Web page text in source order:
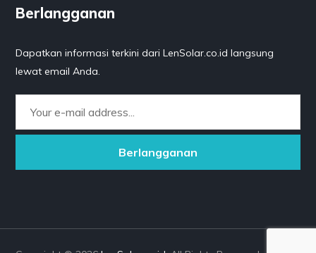
Berlangganan
Dapatkan informasi terkini dari LenSolar.co.id langsung
lewat email Anda.